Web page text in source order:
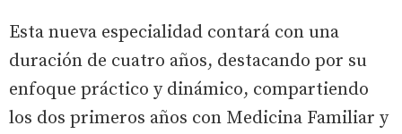
Esta nueva especialidad contará con una
duración de cuatro años, destacando por su
enfoque práctico y dinámico, compartiendo
los dos primeros años con Medicina Familiar y